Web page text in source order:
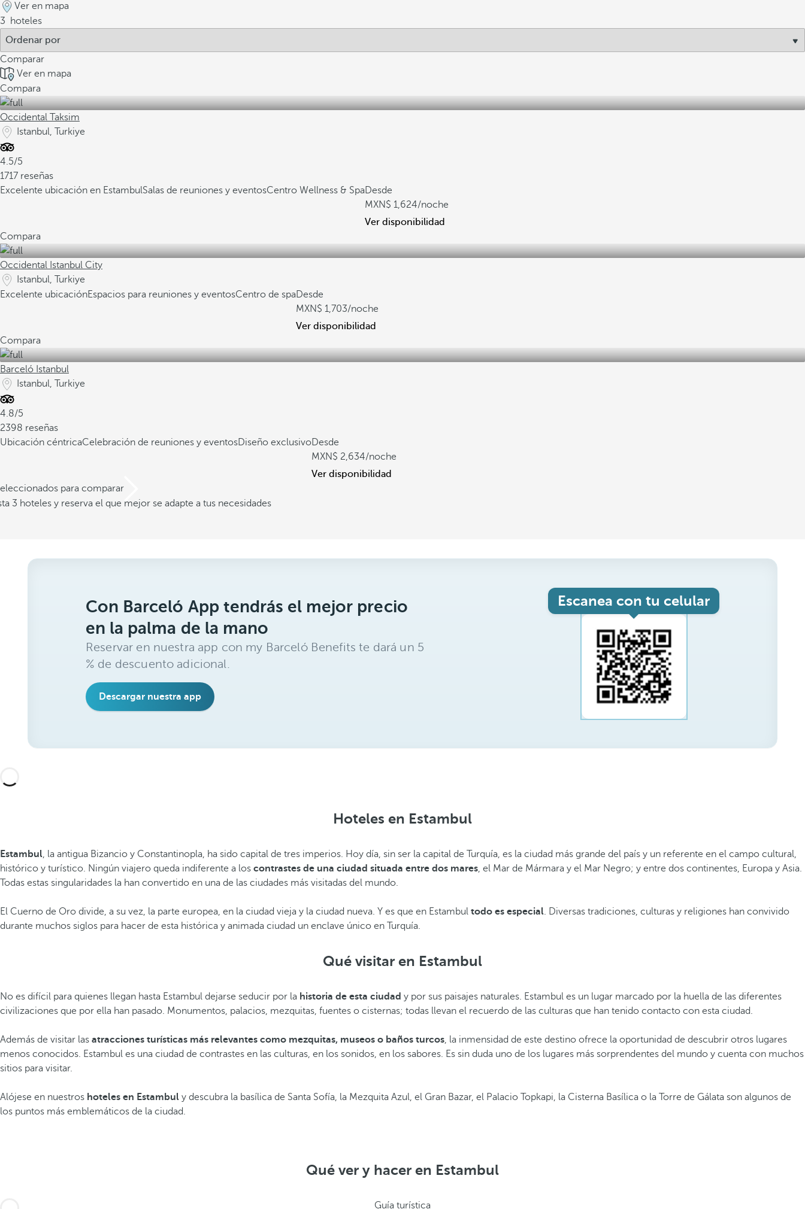
Ver en mapa
3
hoteles
Comparar
Ver en mapa
Compara
Occidental Taksim
Istanbul, Turkiye
4.5/5
1717 reseñas
Excelente ubicación en EstambulSalas de reuniones y eventosCentro Wellness & SpaDesde
1,624/noche
Ver disponibilidad
Compara
Occidental Istanbul City
Istanbul, Turkiye
Excelente ubicaciónEspacios para reuniones y eventosCentro de spaDesde
1,703/noche
Ver disponibilidad
Compara
Barceló Istanbul
Istanbul, Turkiye
4.8/5
2398 reseñas
Ubicación céntricaCelebración de reuniones y eventosDiseño exclusivoDesde
2,634/noche
Ver disponibilidad
para comparar
3 hoteles y reserva el que mejor se adapte a tus necesidades
Con Barceló App tendrás el mejor precio
en la palma de la mano
Reservar en nuestra app con my Barceló Benefits te dará un 5
% de descuento adicional.
Descargar nuestra app
Escanea con tu celular
Hoteles en Estambul
Estambul, la antigua Bizancio y Constantinopla, ha sido capital de tres imperios. Hoy día, sin ser la capital de Turquía, es la ciudad más grande del país y un referente en el campo cultural,
histórico y turístico. Ningún viajero queda indiferente a los contrastes de una ciudad situada entre dos mares, el Mar de Mármara y el Mar Negro; y entre dos continentes, Europa y Asia.
Todas estas singularidades la han convertido en una de las ciudades más visitadas del mundo.
El Cuerno de Oro divide, a su vez, la parte europea, en la ciudad vieja y la ciudad nueva. Y es que en Estambul todo es especial. Diversas tradiciones, culturas y religiones han convivido
durante muchos siglos para hacer de esta histórica y animada ciudad un enclave único en Turquía.
Qué visitar en Estambul
No es difícil para quienes llegan hasta Estambul dejarse seducir por la historia de esta ciudad y por sus paisajes naturales. Estambul es un lugar marcado por la huella de las diferentes
civilizaciones que por ella han pasado. Monumentos, palacios, mezquitas, fuentes o cisternas; todas llevan el recuerdo de las culturas que han tenido contacto con esta ciudad.
Además de visitar las atracciones turísticas más relevantes como mezquitas, museos o baños turcos, la inmensidad de este destino ofrece la oportunidad de descubrir otros lugares
menos conocidos. Estambul es una ciudad de contrastes en las culturas, en los sonidos, en los sabores. Es sin duda uno de los lugares más sorprendentes del mundo y cuenta con muchos
sitios para visitar.
Alójese en nuestros hoteles en Estambul y descubra la basílica de Santa Sofía, la Mezquita Azul, el Gran Bazar, el Palacio Topkapi, la Cisterna Basílica o la Torre de Gálata son algunos de
los puntos más emblemáticos de la ciudad.
Qué ver y hacer en Estambul
Guía turística